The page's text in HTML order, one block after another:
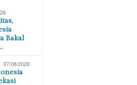
Bakal
07/08/2026